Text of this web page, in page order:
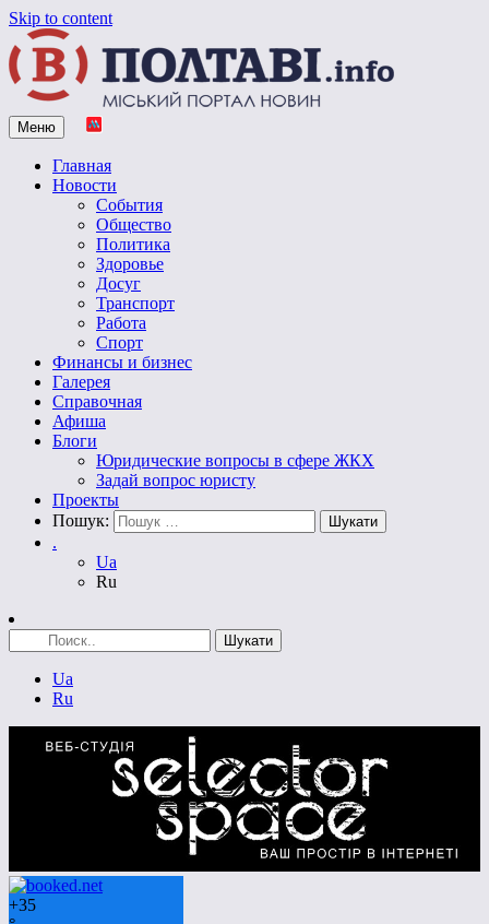
Skip to content
Vpoltave.info
Полтавский портал новостей
Меню
Главная
Новости
События
Общество
Политика
Здоровье
Досуг
Транспорт
Работа
Спорт
Финансы и бизнес
Галерея
Справочная
Афиша
Блоги
Юридические вопросы в сфере ЖКХ
Задай вопрос юристу
Проекты
Пошук:
.
Ua
Ru
Ua
Ru
+35